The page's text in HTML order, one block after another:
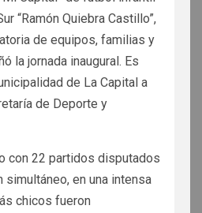
“Ramón Quiebra Castillo”,
de equipos, familias y
la jornada inaugural. Es
de La Capital a
de Deporte y
con 22 partidos disputados
simultáneo, en una intensa
chicos fueron